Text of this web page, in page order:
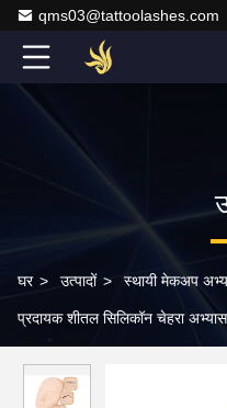
qms03@tattoolashes.com
घर > उत्पादों > स्थायी मेकअप
प्रदायक शीतल सिलिकॉन चेहरा